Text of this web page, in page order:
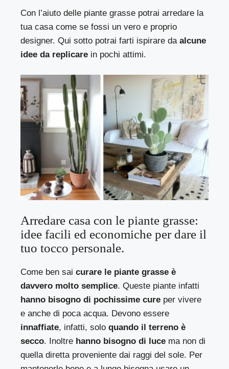
Con l’aiuto delle piante grasse potrai arredare la
tua casa come se fossi un vero e proprio
designer. Qui sotto potrai farti ispirare daalcune
idee da replicare in pochi attimi.
Arredare casa con le piante grasse:
idee facili ed economiche per dare il
tuo tocco personale.
Come ben sai curare le piante grasse è
davvero molto semplice. Queste piante infatti
hanno bisogno di pochissime cure per vivere
e anche di poca acqua. Devono essere
innaffiate, infatti, soloquando il terreno è
secco. Inoltre hanno bisogno di luce ma non di
quella diretta proveniente dai raggi del sole. Per